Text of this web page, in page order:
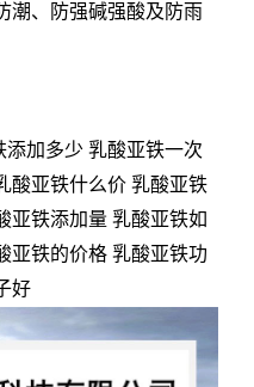
潮、防强碱强酸及防雨
加多少 乳酸亚铁一次
酸亚铁什么价 乳酸亚铁
亚铁添加量 乳酸亚铁如
亚铁的价格 乳酸亚铁功
好